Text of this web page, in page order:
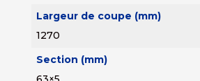
Largeur de coupe (mm)
1270
Section (mm)